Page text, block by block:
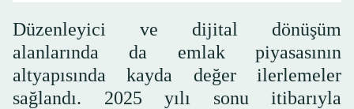
Düzenleyici ve dijital dönüşüm
alanlarında da emlak piyasasının
altyapısında kayda değer ilerlemeler
sağlandı. 2025 yılı sonu itibarıyla